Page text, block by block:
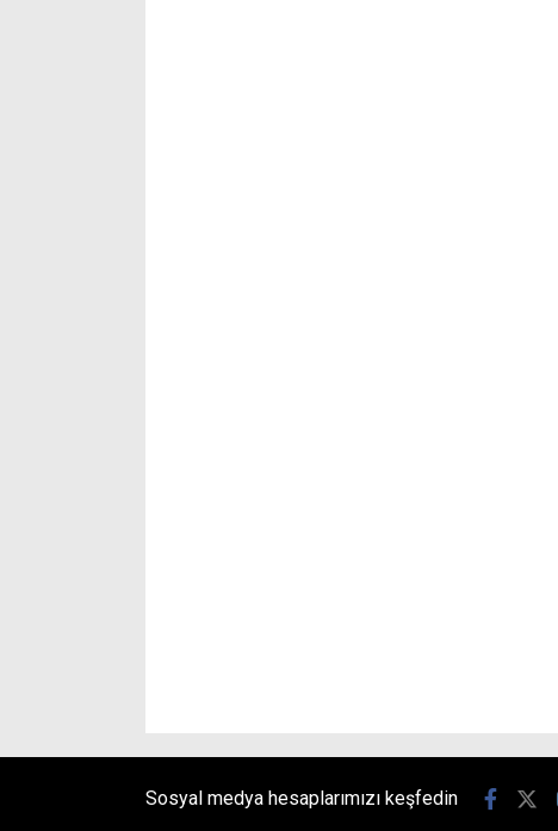
Sosyal medya hesaplarımızı keşfedin